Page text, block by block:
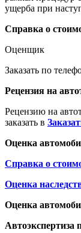
ущерба при
Справка о
Оценщик
Заказать по
Рецензия на
Рецензию на
заказать в
Оценка
Справка о
Оценка
Оценка
Автоэкспертиза